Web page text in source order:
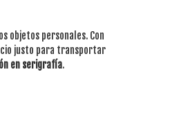
objetos personales. Con
justo para transportar
en serigrafía.